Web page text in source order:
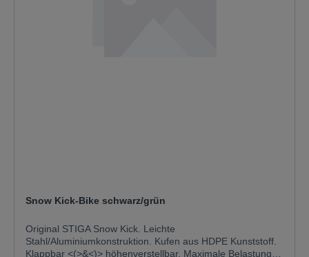
Snow Kick-Bike schwarz/grün
Original STIGA Snow Kick. Leichte
Stahl/Aluminiumkonstruktion. Kufen aus HDPE Kunststoff.
Klappbar <(>&<)> höhenverstellbar. Maximale Belastung